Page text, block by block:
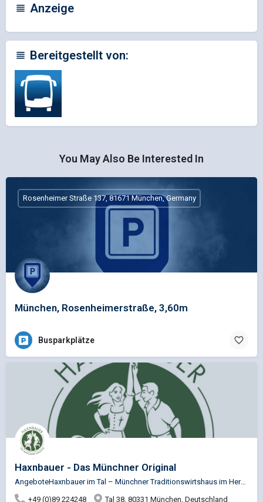
Anzeige
Bereitgestellt von:
You May Also Be Interested In
München, Rosenheimerstraße, 3,60m
Rosenheimer Straße 137, 81671 München, Germany
Busparkplätze
Haxnbauer - Das Münchner Original
AngeboteHaxnbauer im Tal – Münchner Traditionswirtshaus im Herzen der Altstadt, bekannt für knusprige…
+49 (0)89 224248
Tal 38, 80331 München, Deutschland